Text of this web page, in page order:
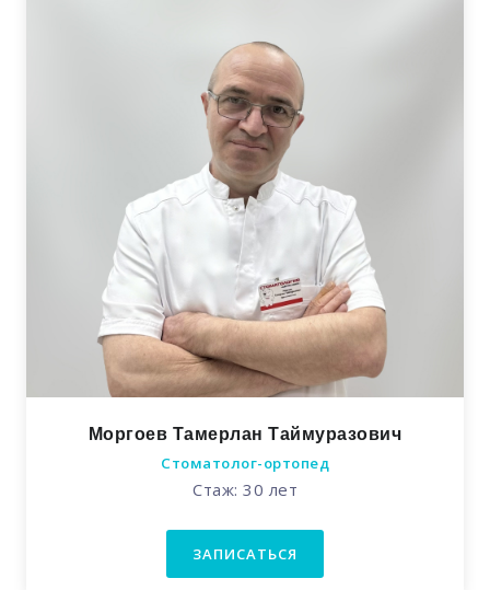
Моргоев Тамерлан Таймуразович
Стоматолог-ортопед
Стаж: 30 лет
ЗАПИСАТЬСЯ